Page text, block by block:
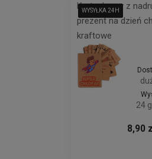
Karty do gry z
prezent na dzień
kraftowe
WYSYŁKA 24H
WYSYŁKA 24H
WYSYŁKA 24H
WYSYŁKA 24H
WYSYŁKA 24H
WYSYŁKA 24H
WYSYŁKA 24H
WYSYŁKA 24H
WYSYŁKA 24H
24
8,90